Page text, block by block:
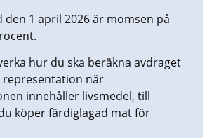
den 1 april 2026 är momsen på
hur du ska beräkna avdraget
när
innehåller livsmedel, till
köper färdiglagad mat för